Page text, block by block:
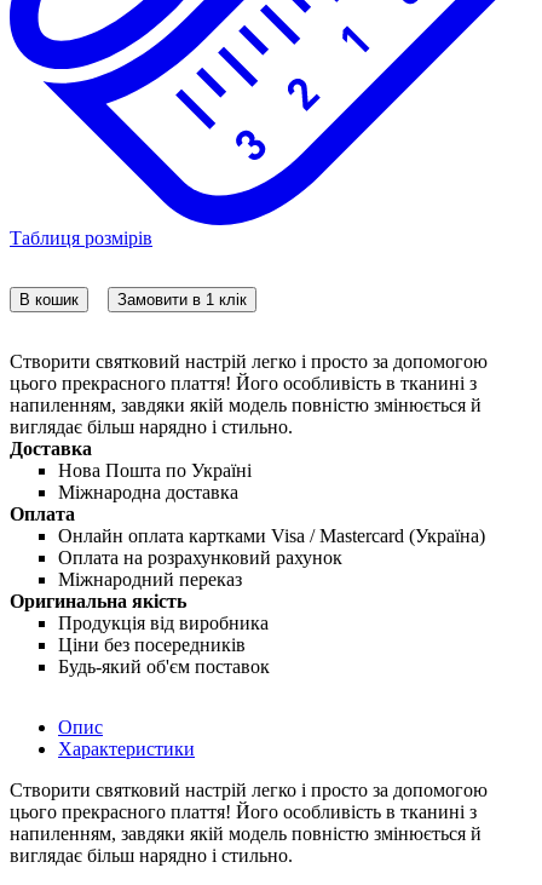
Таблиця розмірів
В кошик Замовити в 1 клік
Створити святковий настрій легко і просто за допомогою
цього прекрасного плаття! Його особливість в тканині з
напиленням, завдяки якій модель повністю змінюється й
виглядає більш нарядно і стильно.
Доставка
Нова Пошта по Україні
Міжнародна доставка
Оплата
Онлайн оплата картками Visa / Mastercard (Україна)
Оплата на розрахунковий рахунок
Міжнародний переказ
Оригинальна якість
Продукція від виробника
Ціни без посередників
Будь-який об'єм поставок
Опис
Характеристики
Створити святковий настрій легко і просто за допомогою
цього прекрасного плаття! Його особливість в тканині з
напиленням, завдяки якій модель повністю змінюється й
виглядає більш нарядно і стильно.